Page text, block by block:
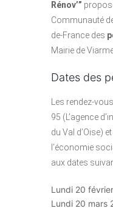
Rénov’”
Communauté
de-France des
Mairie de
Dates des
Les rendez-
95 (L’agence
du Val d’Oise)
l’économie
aux dates
Lundi 20
Lundi 20 mars